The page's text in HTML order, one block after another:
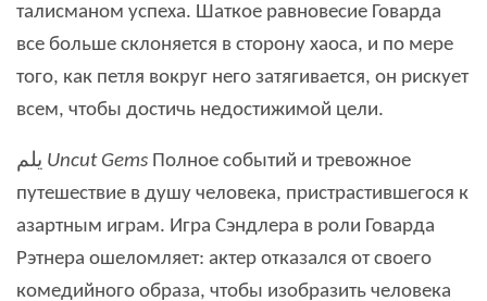
талисманом успеха. Шаткое равновесие Говарда
все больше склоняется в сторону хаоса, и по мере
того, как петля вокруг него затягивается, он рискует
всем, чтобы достичь недостижимой цели.
Uncut Gems Полное событий и тревожное
путешествие в душу человека, пристрастившегося к
азартным играм. Игра Сэндлера в роли Говарда
Рэтнера ошеломляет: актер отказался от своего
комедийного образа, чтобы изобразить человека